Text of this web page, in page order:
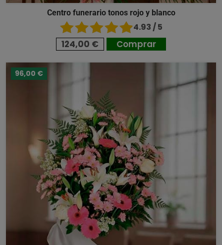
Centro funerario tonos rojo y blanco
4.93 / 5
124,00 € Comprar
96,00 €